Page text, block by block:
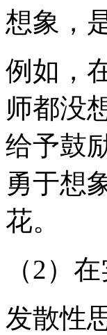
想象，
例如，
师都没
给予鼓
勇于想
花。
（2）
发散性